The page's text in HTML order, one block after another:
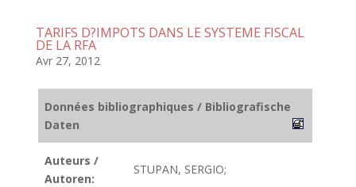
TARIFS D?IMPOTS DANS LE SYSTEME FISCAL
DE LA RFA
Avr 27, 2012
Données bibliographiques / Bibliografische
Daten
Auteurs /
Autoren:
STUPAN, SERGIO;